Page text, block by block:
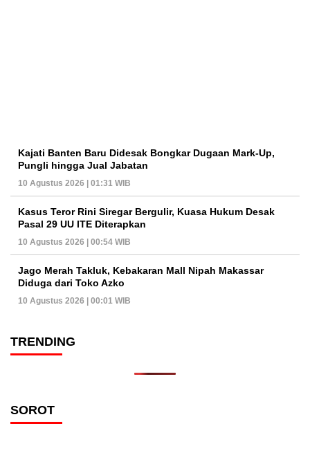
Kajati Banten Baru Didesak Bongkar Dugaan Mark-Up,
Pungli hingga Jual Jabatan
10 Agustus 2026 | 01:31 WIB
Kasus Teror Rini Siregar Bergulir, Kuasa Hukum Desak
Pasal 29 UU ITE Diterapkan
10 Agustus 2026 | 00:54 WIB
Jago Merah Takluk, Kebakaran Mall Nipah Makassar
Diduga dari Toko Azko
10 Agustus 2026 | 00:01 WIB
TRENDING
SOROT